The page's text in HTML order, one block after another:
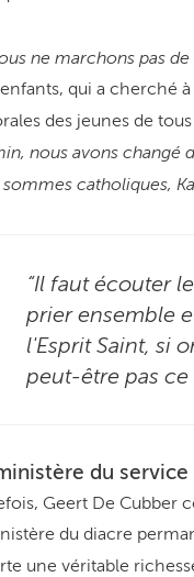
ne marchons pas
qui a cherché
des jeunes de
nous avons changé
catholiques,
“Il faut écouter
prier ensemble
l'Esprit Saint, si
peut-être pas ce
du service
Geert De Cubber
du diacre
une véritable